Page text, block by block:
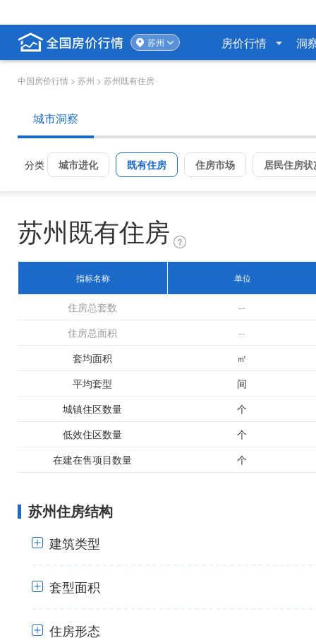
苏州 房价行情 洞
中国房价行情 > 苏州 > 苏州既有住房
城市洞察
分类 城市进化 既有住房 住房市场 居民住房状
苏州既有住房
指标名称 单位
住房总套数
--
住房总面积
--
套均面积
㎡
平均套型
间
城镇住区数量
个
低效住区数量
个
在建在售项目数量
个
苏州住房结构
建筑类型
套型面积
住房形态